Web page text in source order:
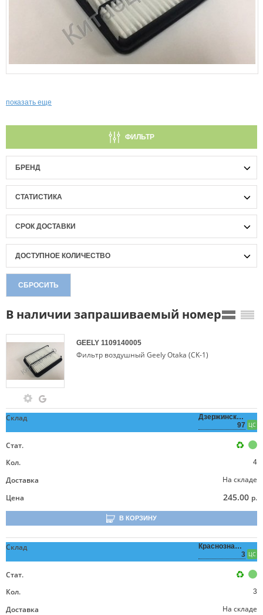
показать еще
ФИЛЬТР
БРЕНД
СТАТИСТИКА
СРОК ДОСТАВКИ
ДОСТУПНОЕ КОЛИЧЕСТВО
СБРОСИТЬ
В наличии запрашиваемый номер
GEELY 1109140005
Фильтр воздушный Geely Otaka (CK-1)
Склад
Дзержинского,
97 ЦС
Стат.
Кол.
4
Доставка
На складе
Цена
245.00 р.
В КОРЗИНУ
Склад
Краснознаменная,
3 ЦС
Стат.
Кол.
3
Доставка
На складе